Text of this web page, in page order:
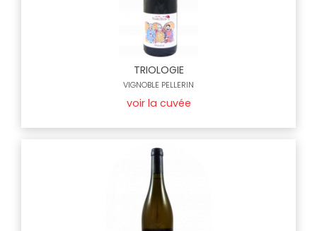
TRIOLOGIE
VIGNOBLE PELLERIN
voir la cuvée